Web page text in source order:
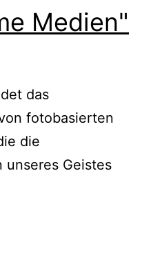
Medien"
das
fotobasierten
die
Geistes